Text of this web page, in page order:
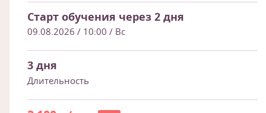
Старт обучения через 2 дня
09.08.2026 / 10:00 / Вс
3 дня
Длительность